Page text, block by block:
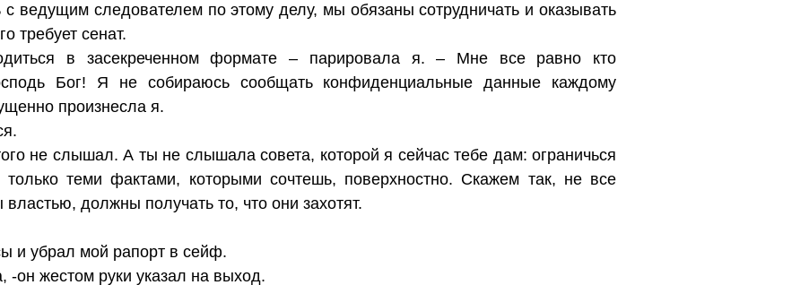
с ведущим следователем по этому делу, мы обязаны сотрудничать и оказывать
требует сенат.
в засекреченном формате – парировала я. – Мне все равно кто
Бог! Я не собираюсь сообщать конфиденциальные данные каждому
произнесла я.
не слышал. А ты не слышала совета, которой я сейчас тебе дам: ограничься
теми фактами, которыми сочтешь, поверхностно. Скажем так, не все
должны получать то, что они захотят.
и убрал мой рапорт в сейф.
он жестом руки указал на выход.